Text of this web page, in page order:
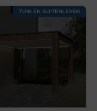
TUIN EN BUITENLEVEN